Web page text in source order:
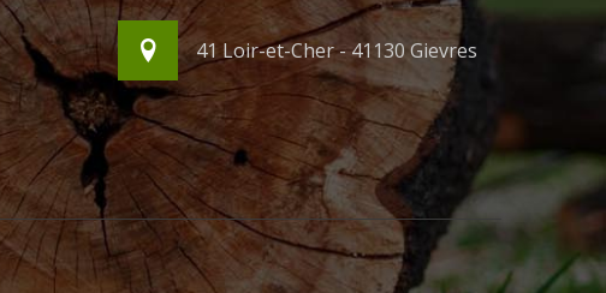
41 Loir-et-Cher - 41130 Gievres